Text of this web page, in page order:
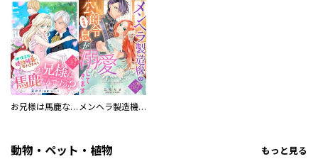
お兄様は馬鹿なんですか？～地味王女は婚約破棄に巻き込まれる～ メンヘラ製造機の公爵令息（過保護）が溺愛してきます
動物・ペット・植物 もっと見る